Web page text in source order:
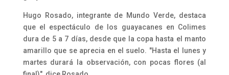
Hugo Rosado, integrante de Mundo Verde, destaca
que el espectáculo de los guayacanes en Colimes
dura de 5 a 7 días, desde que la copa hasta el manto
amarillo que se aprecia en el suelo. "Hasta el lunes y
martes durará la observación, con pocas flores (al